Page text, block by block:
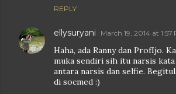
REPLY
ellysuryani March 19, 2014 at 1:57
Haha, ada Ranny dan ProfIjo.
muka sendiri sih itu narsis kata
antara narsis dan selfie.
di socmed :)